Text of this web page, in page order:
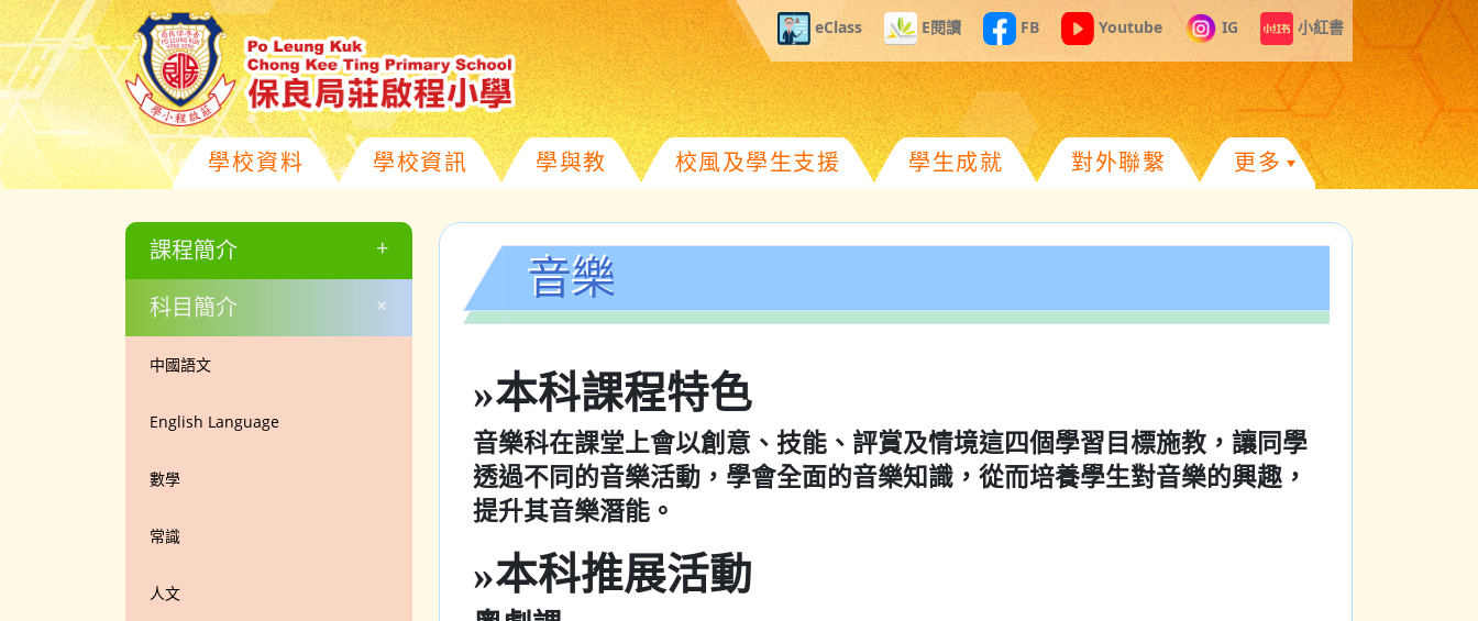
eClass E閱讀 FB Youtube IG 小紅書
學校資料 學校資訊 學與教 校風及學生支援 學生成就 對外聯繫 更多
課程簡介
+
科目簡介
+
中國語文
English Language
數學
常識
人文
音樂
»本科課程特色
音樂科在課堂上會以創意、技能、評賞及情境這四個學習目標施教，讓同學
透過不同的音樂活動，學會全面的音樂知識，從而培養學生對音樂的興趣，
提升其音樂潛能。
»本科推展活動